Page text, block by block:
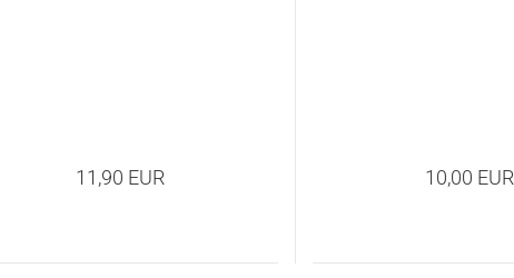
11,90 EUR 10,00 EUR